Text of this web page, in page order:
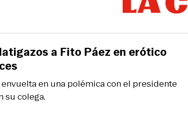
en una polémica con el presidente
su colega.
a Fito Páez en erótico